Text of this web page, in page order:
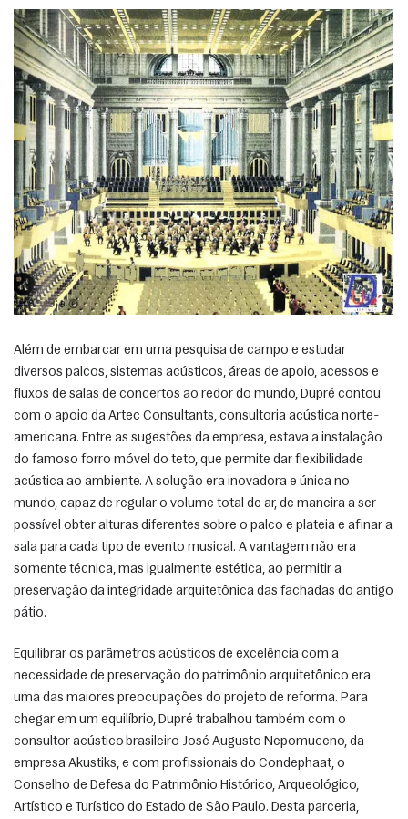
Além de embarcar em uma pesquisa de campo e estudar
diversos palcos, sistemas acústicos, áreas de apoio, acessos e
fluxos de salas de concertos ao redor do mundo, Dupré contou
com o apoio da Artec Consultants, consultoria acústica norte-
americana. Entre as sugestões da empresa, estava a instalação
do famoso forro móvel do teto, que permite dar flexibilidade
acústica ao ambiente. A solução era inovadora e única no
mundo, capaz de regular o volume total de ar, de maneira a ser
possível obter alturas diferentes sobre o palco e plateia e afinar a
sala para cada tipo de evento musical. A vantagem não era
somente técnica, mas igualmente estética, ao permitir a
preservação da integridade arquitetônica das fachadas do antigo
pátio.
Equilibrar os parâmetros acústicos de excelência com a
necessidade de preservação do patrimônio arquitetônico era
uma das maiores preocupações do projeto de reforma. Para
chegar em um equilíbrio, Dupré trabalhou também com o
consultor acústico brasileiro José Augusto Nepomuceno, da
empresa Akustiks, e com profissionais do Condephaat, o
Conselho de Defesa do Patrimônio Histórico, Arqueológico,
Artístico e Turístico do Estado de São Paulo. Desta parceria,